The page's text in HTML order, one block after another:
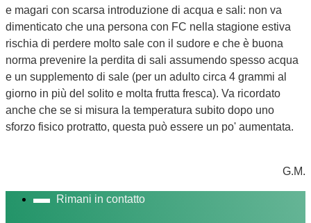
e magari con scarsa introduzione di acqua e sali: non va
dimenticato che una persona con FC nella stagione estiva
rischia di perdere molto sale con il sudore e che è buona
norma prevenire la perdita di sali assumendo spesso acqua
e un supplemento di sale (per un adulto circa 4 grammi al
giorno in più del solito e molta frutta fresca). Va ricordato
anche che se si misura la temperatura subito dopo uno
sforzo fisico protratto, questa può essere un po' aumentata.
G.M.
Rimani in contatto